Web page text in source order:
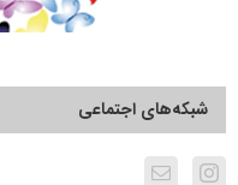
شبکه‌های اجتماعی